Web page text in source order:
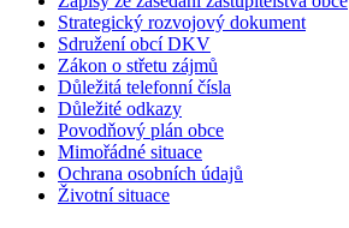
Strategický rozvojový dokument
Sdružení obcí DKV
Zákon o střetu zájmů
Důležitá telefonní čísla
Důležité odkazy
Povodňový plán obce
Mimořádné situace
Ochrana osobních údajů
Životní situace